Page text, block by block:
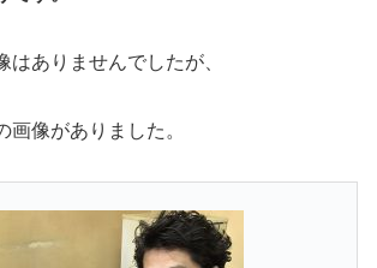
はありませんでしたが、
画像がありました。